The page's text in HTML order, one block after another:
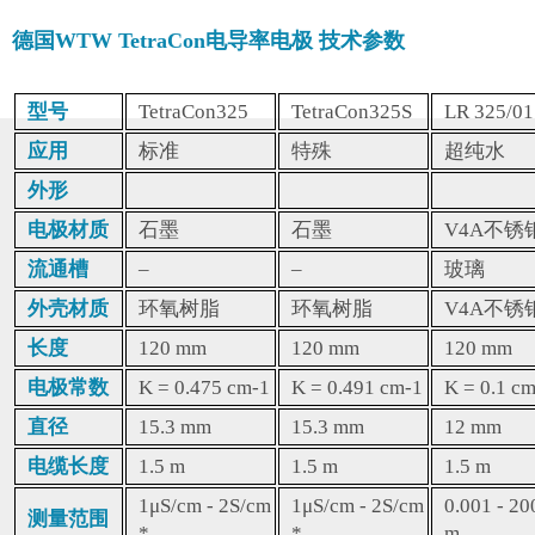
德国WTW TetraCon电导率电极 技术参数
型号 TetraCon325 TetraCon325S
LR 325/01
应用
标准 特殊
超纯水
外形
电极材质
石墨 石墨
V4A不锈
流通槽
– –
玻璃
外壳材质
环氧树脂 环氧树脂
V4A不锈
长度
120 mm 120 mm
120 mm
电极常数
K = 0.475 cm-1 K = 0.491 cm-1
K = 0.1
直径
15.3 mm 15.3 mm
12 mm
电缆长度
1.5 m 1.5 m 1.5 m
测量范围
1μS/cm - 2S/cm
1μS/cm - 2S/cm
0.001 -